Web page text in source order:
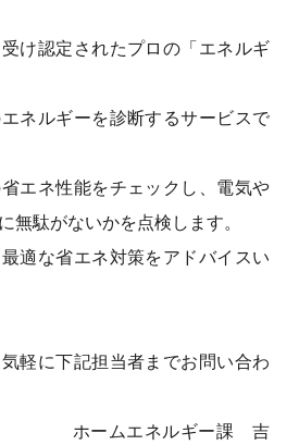
け認定されたプロの「エネルギ
ネルギーを診断するサービスで
エネ性能をチェックし、電気や
無駄がないかを点検します。
適な省エネ対策をアドバイスい
軽に下記担当者までお問い合わ
ホームエネルギー課 吉